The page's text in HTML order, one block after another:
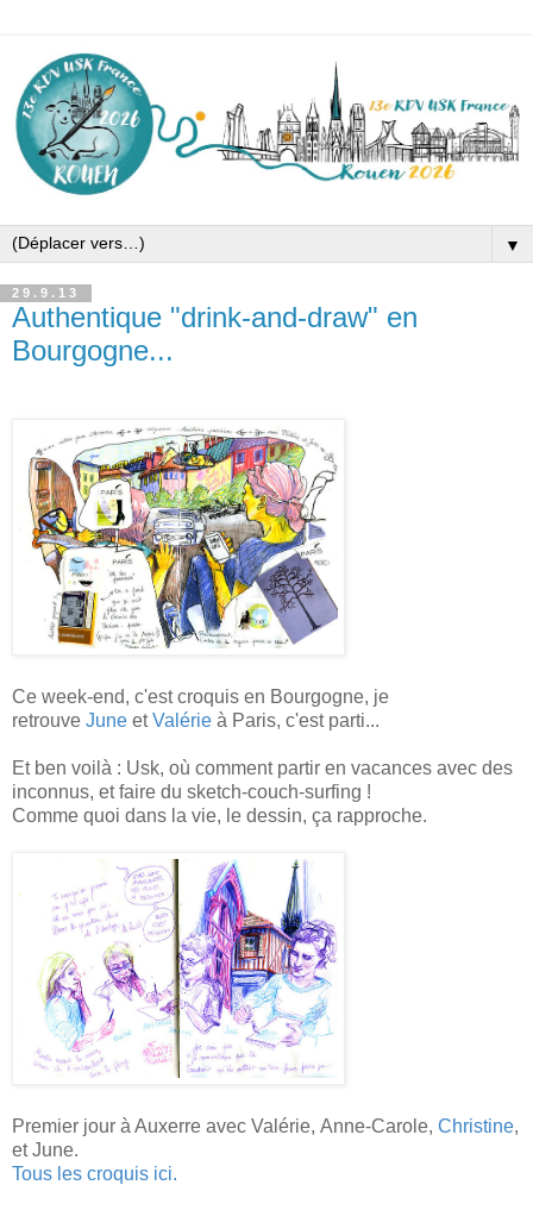
▼
29.9.13
Authentique "drink-and-draw" en
Bourgogne...
Ce week-end, c'est croquis en Bourgogne, je
retrouve June etValérie à Paris, c'est parti...
Et ben voilà : Usk, où comment partir en vacances avec des
inconnus, et faire du sketch-couch-surfing !
Comme quoi dans la vie, le dessin, ça rapproche.
Premier jour à Auxerre avec Valérie, Anne-Carole, Christine,
et June.
Tous les croquis ici.